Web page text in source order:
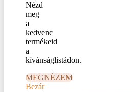
Nézd
meg
a
kedvenc
termékeid
a
kívánságlistádon.
MEGNÉZEM
Bezár